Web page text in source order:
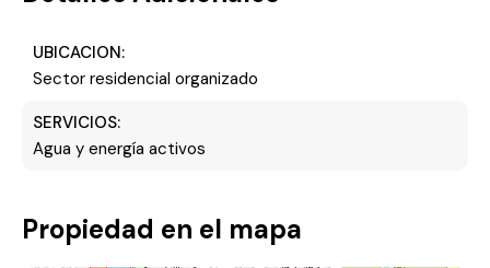
UBICACION:
Sector residencial organizado
SERVICIOS:
Agua y energía activos
Propiedad en el mapa